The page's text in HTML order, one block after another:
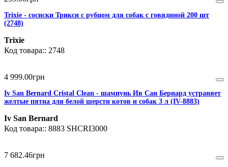
Trixie - сосиски Трикси с рубцом для собак с говядиной 200 шт
(2748)
Trixie
2748
4 999.00грн
Iv San Bernard Cristal Clean - шампунь Ив Сан Бернард устраняет
желтые пятна для белой шерсти котов и собак 3 л (IV-8883)
Iv San Bernard
8883 SHCRI3000
7 682.46грн